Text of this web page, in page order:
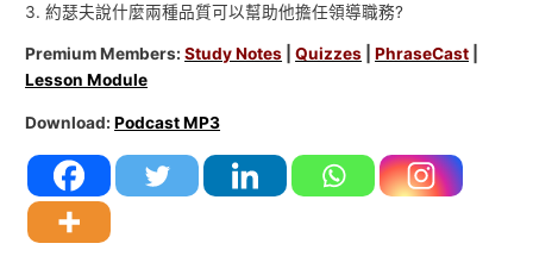
3. 約瑟夫說什麼兩種品質可以幫助他擔任領導職務?
Premium Members:Study Notes |Quizzes |PhraseCast
Lesson Module
Download:Podcast MP3